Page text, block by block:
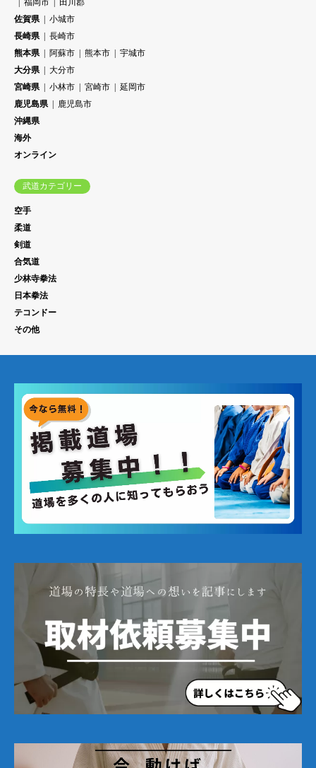
佐賀県
小城市
長崎県
長崎市
熊本県
阿蘇市 熊本市
宇城市
大分県
大分市
宮崎県
小林市 宮崎市
延岡市
鹿児島県
鹿児島市
沖縄県
海外
オンライン
武道カテゴリー
空手
柔道
剣道
合気道
少林寺拳法
日本拳法
テコンドー
その他